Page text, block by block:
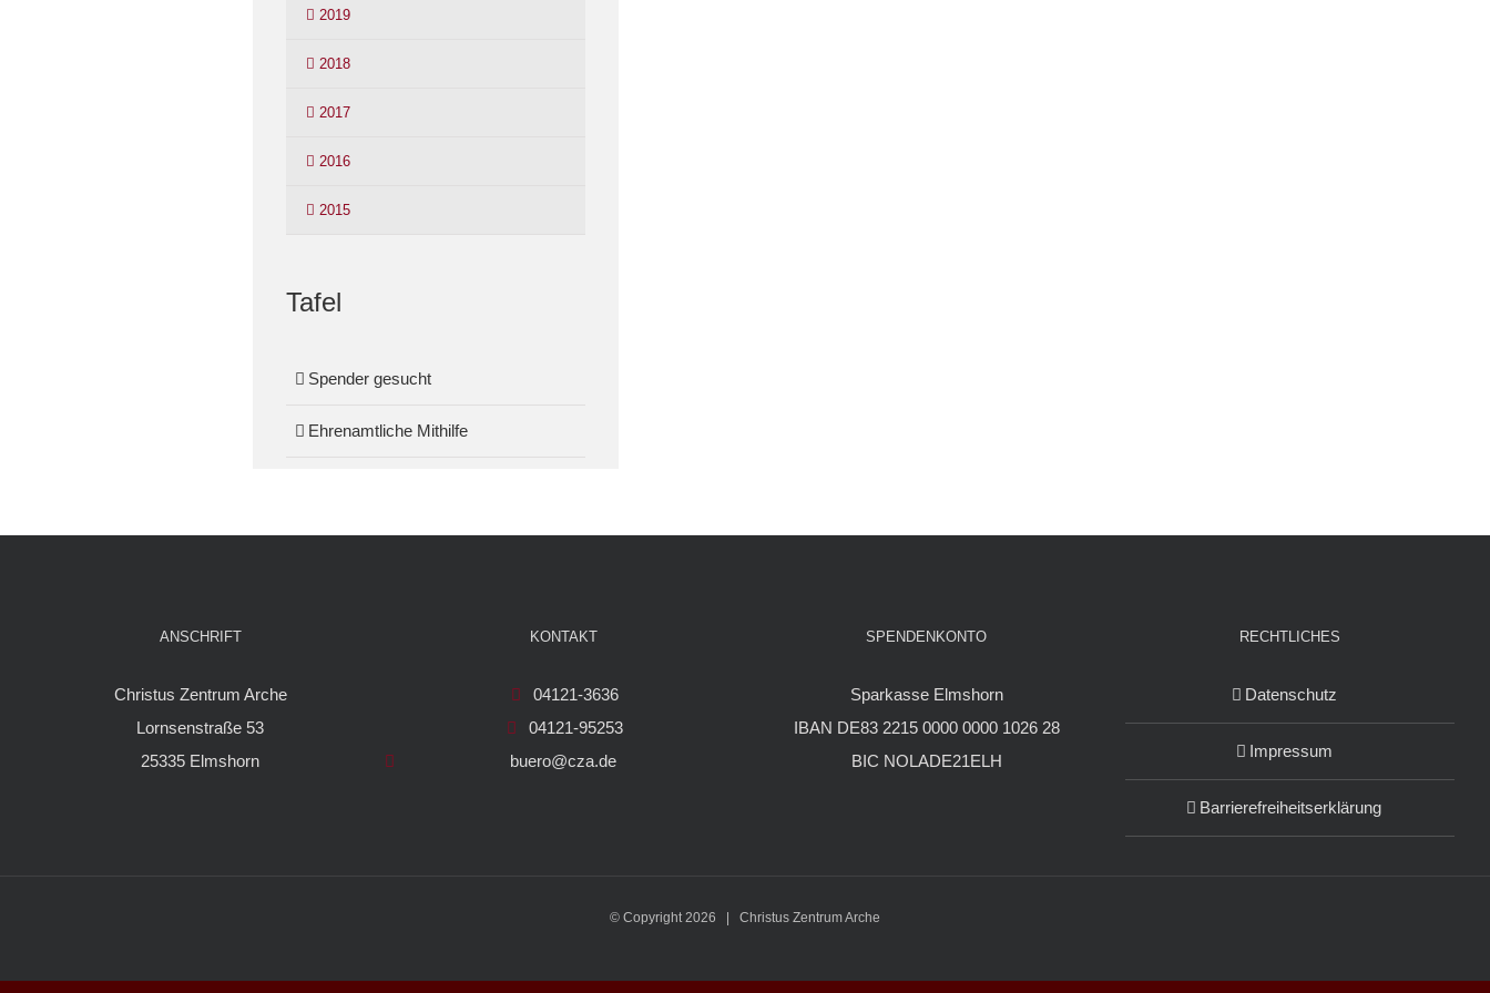
2019
2018
2017
2016
2015
Tafel
Spender gesucht
Ehrenamtliche Mithilfe
ANSCHRIFT
Christus Zentrum Arche
Lornsenstraße 53
25335 Elmshorn
KONTAKT
04121-3636
04121-95253
buero@cza.de
SPENDENKONTO
Sparkasse Elmshorn
IBAN DE83 2215 0000 0000 1026 28
BIC NOLADE21ELH
RECHTLICHES
Datenschutz
Impressum
Barrierefreiheitserklärung
© Copyright2026 | Christus Zentrum Arche